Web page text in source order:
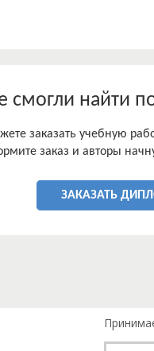
смогли найти
заказать учебную
заказ и авторы
ЗАКАЗАТЬ